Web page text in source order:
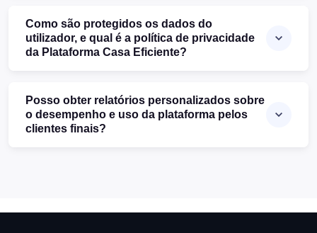
Como são protegidos os dados do
utilizador, e qual é a política de privacidade
da Plataforma Casa Eficiente?
Posso obter relatórios personalizados sobre
o desempenho e uso da plataforma pelos
clientes finais?